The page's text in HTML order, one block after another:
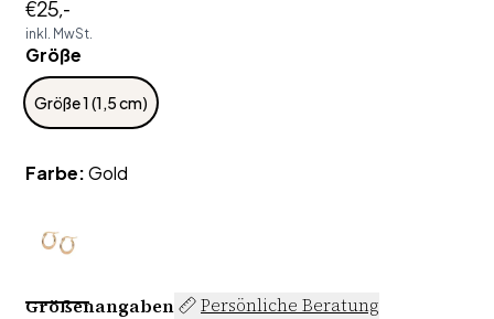
€25,-
inkl. MwSt.
Größe
Größe 1 (1,5 cm)
Farbe:Gold
Größenangaben Persönliche Beratung